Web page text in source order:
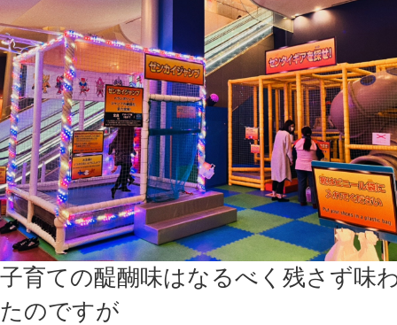
子育ての醍醐味はなるべく残さず味
たのですが